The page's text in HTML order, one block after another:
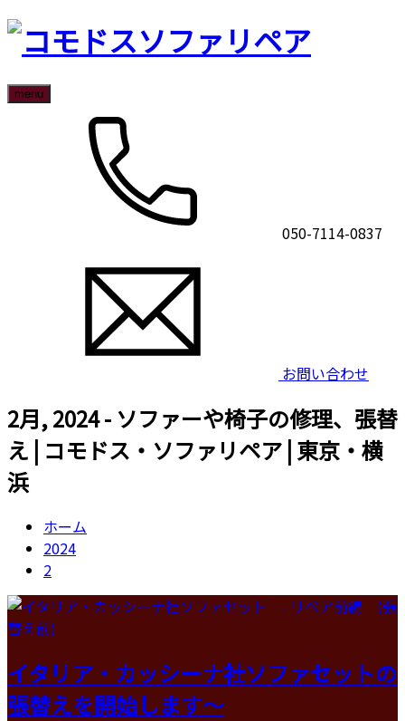
menu
050-7114-0837
お問い合わせ
2月, 2024 - ソファーや椅子の修理、張替
え | コモドス・ソファリペア | 東京・横
浜
ホーム
2024
2
イタリア・カッシーナ社ソファセットの
張替えを開始します～